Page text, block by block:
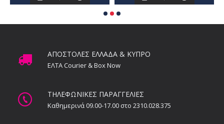
ΑΠΟΣΤΟΛΕΣ ΕΛΛΑΔΑ & ΚΥΠΡΟ
ΕΛΤΑ Courier & Box Now
ΤΗΛΕΦΩΝΙΚΕΣ ΠΑΡΑΓΓΕΛΙΕΣ
Καθημερινά 09.00-17.00 στο 2310.028.375